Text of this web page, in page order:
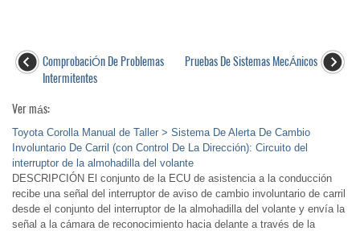
ComprobaciÓn De Problemas
Intermitentes
Pruebas De Sistemas MecÁnicos
Ver más:
Toyota Corolla Manual de Taller > Sistema De Alerta De Cambio
Involuntario De Carril (con Control De La Dirección): Circuito del
interruptor de la almohadilla del volante
DESCRIPCIÓN El conjunto de la ECU de asistencia a la conducción
recibe una señal del interruptor de aviso de cambio involuntario de carril
desde el conjunto del interruptor de la almohadilla del volante y envía la
señal a la cámara de reconocimiento hacia delante a través de la